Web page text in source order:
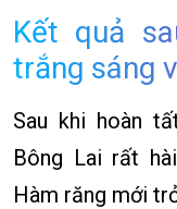
Kết quả
trắng sáng
Sau khi hoàn
Bông Lai rất
Hàm răng mới